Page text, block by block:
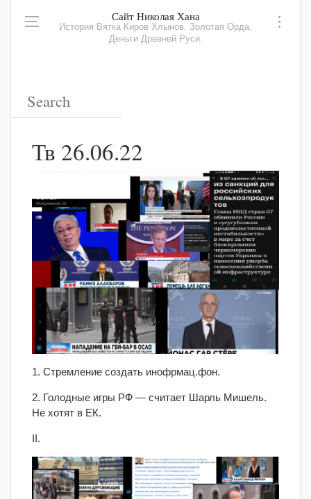
Сайт Николая Хана
История Вятка Киров Хлынов. Золотая Орда.
Деньги Древней Руси.
Тв 26.06.22
1. Стремление создать инофрмац.фон.
2. Голодные игры РФ — считает Шарль Мишель.
Не хотят в ЕК.
II.